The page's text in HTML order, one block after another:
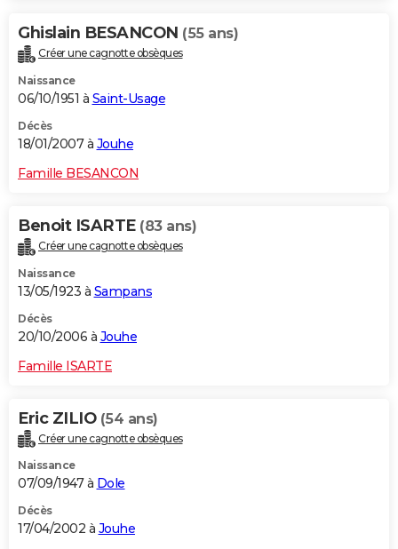
Ghislain BESANCON (55 ans)
Créer une cagnotte obsèques
Naissance
06/10/1951 à Saint-Usage
Décès
18/01/2007 à Jouhe
Famille BESANCON
Benoit ISARTE (83 ans)
Créer une cagnotte obsèques
Naissance
13/05/1923 à Sampans
Décès
20/10/2006 à Jouhe
Famille ISARTE
Eric ZILIO (54 ans)
Créer une cagnotte obsèques
Naissance
07/09/1947 à Dole
Décès
17/04/2002 à Jouhe